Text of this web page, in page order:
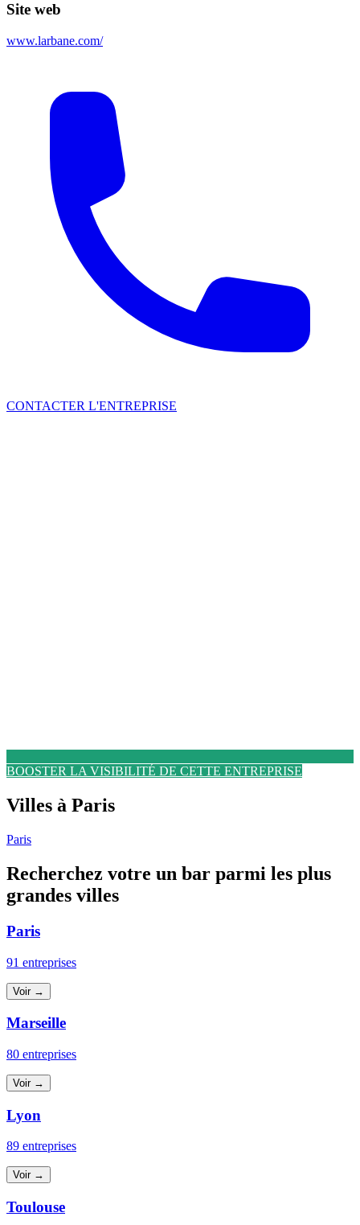
Site web
www.larbane.com/
CONTACTER L'ENTREPRISE
BOOSTER LA VISIBILITÉ DE CETTE ENTREPRISE
Villes à Paris
Paris
Recherchez votre un bar parmi les plus
grandes villes
Paris
91 entreprises
Voir →
Marseille
80 entreprises
Voir →
Lyon
89 entreprises
Voir →
Toulouse